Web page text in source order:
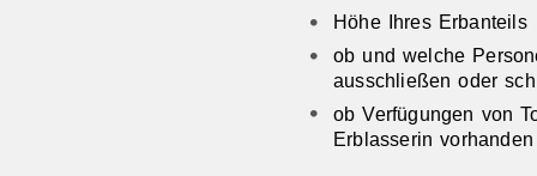
Höhe Ihres Erbanteils
ob und welche
ausschließen oder
ob Verfügungen von
Erblasserin